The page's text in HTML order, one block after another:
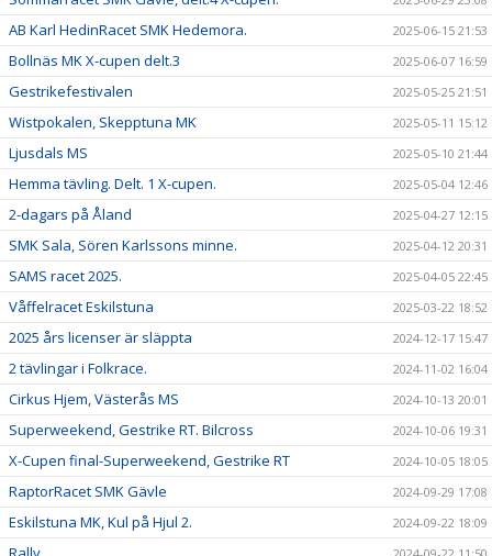
AB Karl HedinRacet SMK Hedemora. 2025-06-15 21:53
Bollnäs MK X-cupen delt.3 2025-06-07 16:59
Gestrikefestivalen 2025-05-25 21:51
Wistpokalen, Skepptuna MK 2025-05-11 15:12
Ljusdals MS 2025-05-10 21:44
Hemma tävling. Delt. 1 X-cupen. 2025-05-04 12:46
2-dagars på Åland 2025-04-27 12:15
SMK Sala, Sören Karlssons minne. 2025-04-12 20:31
SAMS racet 2025. 2025-04-05 22:45
Våffelracet Eskilstuna 2025-03-22 18:52
2025 års licenser är släppta 2024-12-17 15:47
2 tävlingar i Folkrace. 2024-11-02 16:04
Cirkus Hjem, Västerås MS 2024-10-13 20:01
Superweekend, Gestrike RT. Bilcross 2024-10-06 19:31
X-Cupen final-Superweekend, Gestrike RT 2024-10-05 18:05
RaptorRacet SMK Gävle 2024-09-29 17:08
Eskilstuna MK, Kul på Hjul 2. 2024-09-22 18:09